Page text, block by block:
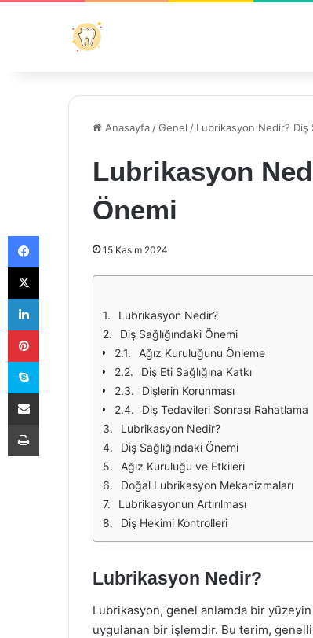
Anasayfa /Genel / Lubrikasyon Nedir? Diş
Lubrikasyon
Önemi
15 Kasım 2024
Lubrikasyon Nedir?
Diş Sağlığındaki Önemi
Ağız Kuruluğunu Önleme
Diş Eti Sağlığına Katkı
Dişlerin Korunması
Diş Tedavileri Sonrası Rahatlama
Lubrikasyon Nedir?
Diş Sağlığındaki Önemi
Ağız Kuruluğu ve Etkileri
Doğal Lubrikasyon Mekanizmaları
Lubrikasyonun Artırılması
Diş Hekimi Kontrolleri
Lubrikasyon Nedir?
Lubrikasyon, genel anlamda bir yüzeyin
uygulanan bir işlemdir. Bu terim,
Facebook
X
LinkedIn
Pinterest
Skype
E-Posta ile paylaş